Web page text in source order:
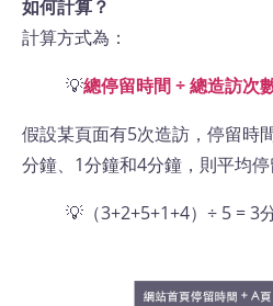
如何計算？
計算方式為：
💡總停留時間 ÷ 總造訪次
假設某頁面有5次造訪，停留時
分鐘、1分鐘和4分鐘，則平均停
💡（3+2+5+1+4）÷ 5 = 3